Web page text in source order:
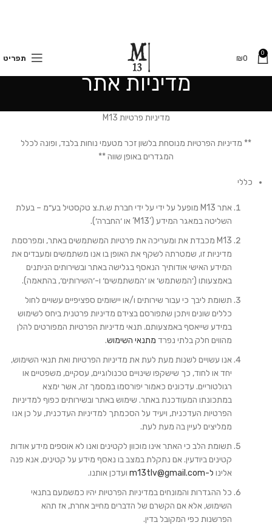
0
₪0 תפריט
מדיניות אתר
מדיניות פרטיות M13
** מדיניות הפרטיות מנוסחת בלשון זכר מטעמי נוחות בלבד, ופונה לכלל
המגדרים באופן שווה **
כללי
אתר M13 מופעל על ידי על ידי חברת ש.ת.צ טקסטיל בע״מ – בעלת
השליטה במאגר המידע (‘M13’ או ׳החברה׳).
M13 מכבדת את ומעריכה את פרטיות המשתמשים באתר, ומפרסמת
מדיניות זו, שמטרתה לשקף את האופן בו אנו משתמשים ומעבדים את
המידע האישי אודותיך הנאסף בגלישה באתר ובשירותים הניתנים
באמצעותו (׳המשתמש׳ או׳המשתמשים׳ ו-׳השירותים׳, בהתאמה).
תשומת ליבך כי עבור שירותים ו/או יישומים ספציפיים עשויים לחול
כללים שונים ויתכן שתפורסם בצידם מדיניות פרטנית ביחס לשימוש
במידע שייאסף באמצעותם. תנאי מדיניות הפרטיות המפורטים להלן
מהווים חלק בלתי נפרד מתנאי השימוש.
אנו עשויים לשנות מעת לעת את מדיניות הפרטיות ואת תנאי השימוש,
יחד או לחוד, כך שישקפו שינויים טכנולוגיים, עסקיים, משפטיים או
רגולטוריים. עדכונים כאמור יפורסמו במסמך זה, אשר ימצא
במתכונתו המעודכנת באתר. שימוש באתר ובשירותים כפוף למדיניות
הפרטיות העדכנית, ויעיד על הסכמתך למדיניות העדכנית, על כן אנו
ממליצים לעיין בה מעת לעת.
תשומת הלב כי האתר אינו מוכוון לקטינים ואנו לא אוספים מידע אודות
קטינים ביודעין. אם נתקלת במצב בו נאסף מידע על קטינים, אנא פנה
אלינו ל-m13tlv@gmail.com
ועדכן אותנו.
כל ההגדרות והמונחים במדיניות הפרטיות יהיו כמשמעם בתנאי
השימוש, אלא אם הקשרם של הדברים מחייב אחרת, אז תהא
הפרשנות כפי המקובל בדין.